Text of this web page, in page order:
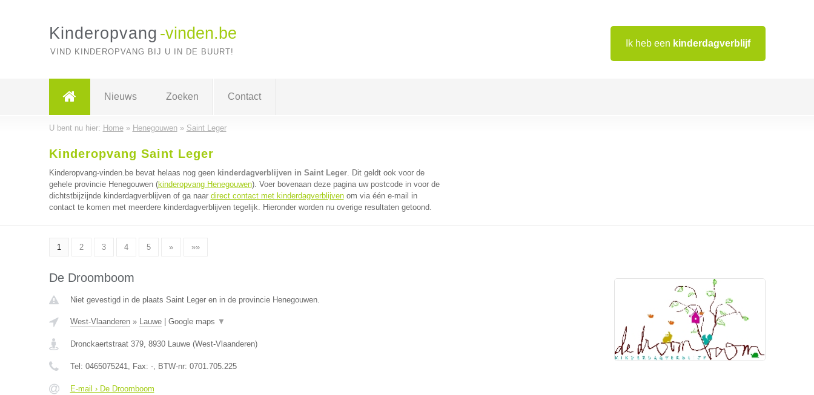
Ik heb een kinderdagverblijf
Kinderopvang -vinden.be
VIND KINDEROPVANG BIJ U IN DE BUURT!
Nieuws Zoeken Contact
U bent nu hier: Home» Henegouwen» Saint Leger
Kinderopvang Saint Leger
Kinderopvang-vinden.be bevat helaas nog geen kinderdagverblijven in Saint Leger. Dit geldt ook voor de
gehele provincie Henegouwen (kinderopvang Henegouwen). Voer bovenaan deze pagina uw postcode in voor de
dichtstbijzijnde kinderdagverblijven of ga naar direct contact met kinderdagverblijvenom via één e-mail in
contact te komen met meerdere kinderdagverblijven tegelijk. Hieronder worden nu overige resultaten getoond.
1 2 3 4 5 » »»
De Droomboom
Niet gevestigd in de plaats Saint Leger en in de provincie Henegouwen.
West-Vlaanderen» Lauwe| Google maps ▼
Dronckaertstraat 379, 8930 Lauwe(West-Vlaanderen)
Tel: 0465075241, Fax: -, BTW-nr: 0701.705.225
E-mail › De Droomboom